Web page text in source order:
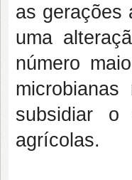
as gerações
uma
número
subsidiar o
agrícolas.